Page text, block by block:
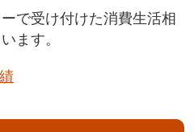
で受け付けた消費生活相
ます。